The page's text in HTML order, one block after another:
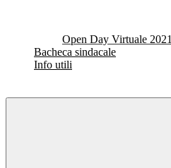
Open Day Virtuale 2021
Bacheca sindacale
Info utili